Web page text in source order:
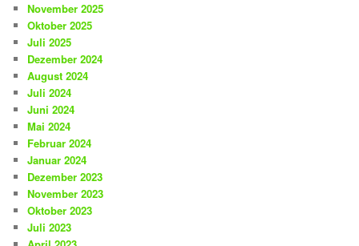
November 2025
Oktober 2025
Juli 2025
Dezember 2024
August 2024
Juli 2024
Juni 2024
Mai 2024
Februar 2024
Januar 2024
Dezember 2023
November 2023
Oktober 2023
Juli 2023